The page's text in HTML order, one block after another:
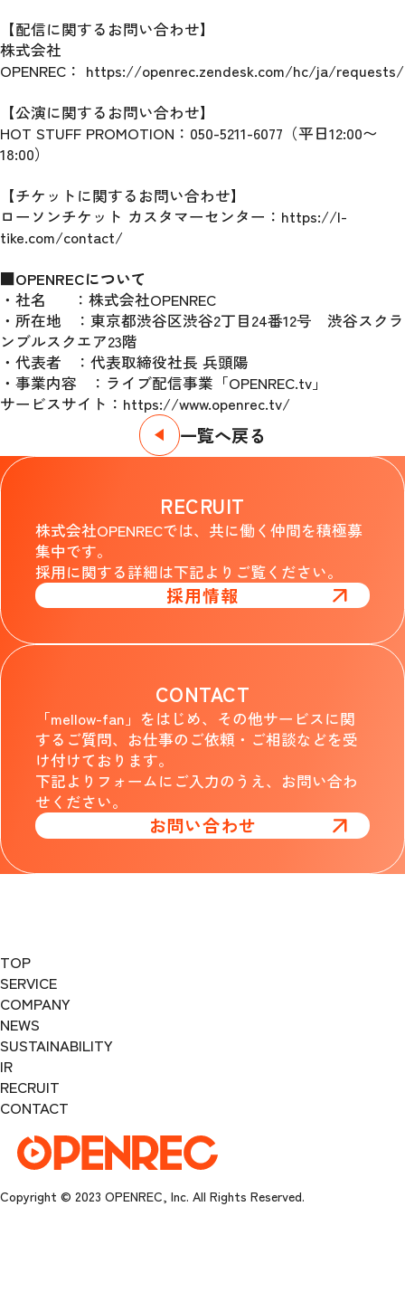
【配信に関するお問い合わせ】
株式会社
OPENREC： https://openrec.zendesk.com/hc/ja/
【公演に関するお問い合わせ】
HOT STUFF PROMOTION：050-5211-6077（平日12:00〜
18:00）
【チケットに関するお問い合わせ】
ローソンチケット カスタマーセンター：https://l-
tike.com/contact/
■OPENRECについて
・社名      ：株式会社OPENREC
・所在地   ：東京都渋谷区渋谷2丁目24番12号　渋谷スクラ
ンブルスクエア23階
・代表者   ：代表取締役社長 兵頭陽
・事業内容   ：ライブ配信事業「OPENREC.tv」
サービスサイト：https://www.openrec.tv/
一覧へ戻る
RECRUIT
株式会社OPENRECでは、共に働く仲間を積極募
集中です。
採用に関する詳細は下記よりご覧ください。
採用情報
CONTACT
「mellow-fan」をはじめ、その他サービスに関
するご質問、お仕事のご依頼・ご相談などを受
け付けております。
下記よりフォームにご入力のうえ、お問い合わ
せください。
お問い合わせ
Copyright © 2023 OPENREC, Inc. All Rights Reserved.
TOP
SERVICE
COMPANY
NEWS
SUSTAINABILITY
IR
RECRUIT
CONTACT